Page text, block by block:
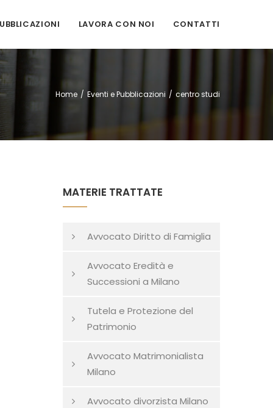
LAVORA CON NOI CONTATTI
Home / Eventi e Pubblicazioni / centro studi
MATERIE TRATTATE
Avvocato Diritto di Famiglia
Avvocato Eredità e
Successioni a Milano
Tutela e Protezione del
Patrimonio
Avvocato Matrimonialista
Milano
Avvocato divorzista Milano